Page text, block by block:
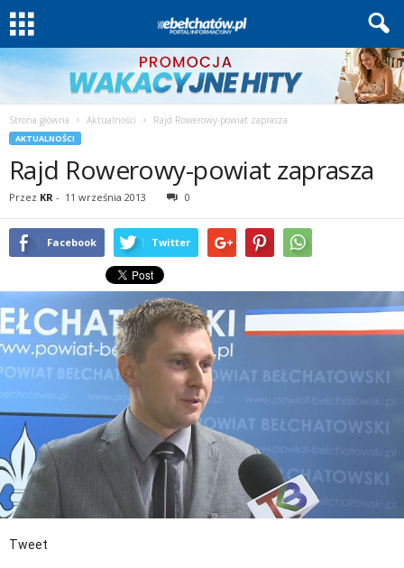
Strona główna Aktualności Rajd Rowerowy-powiat zaprasza
AKTUALNOŚCI
Rajd Rowerowy-powiat zaprasza
Przez KR - 11 września 2013 0
Facebook Twitter
Tweet